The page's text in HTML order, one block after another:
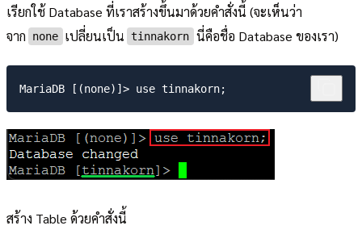
เรียกใช้ Database ที่เราสร้างขึ้นมาด้วยคำสั่งนี้ (จะเห็นว่า
จาก
none เปลี่ยนเป็น tinnakorn นี่คือชื่อ Database ของเรา)
สร้าง Table ด้วยคำสั่งนี้